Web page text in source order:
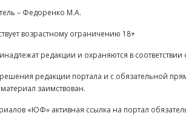
– Федоренко М.А.
возрастному ограничению 18+
редакции и охраняются в соответствии
редакции портала и с обязательной
заимствован.
«ЮФ» активная ссылка на портал